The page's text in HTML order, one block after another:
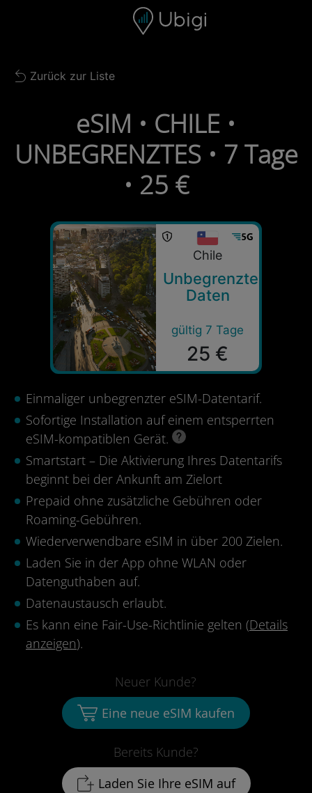
Navigationsleiste Fußzeile
Back to list
Zurück zur Liste
eSIM • CHILE •
UNBEGRENZTES • 7 Tage
• 25 €
Chile
Unbegrenzte
Daten
gültig 7 Tage
25 €
Einmaliger unbegrenzter eSIM-Datentarif.
Sofortige Installation auf einem entsperrten
eSIM-kompatiblen Gerät.
Smartstart – Die Aktivierung Ihres Datentarifs
beginnt bei der Ankunft am Zielort
Prepaid ohne zusätzliche Gebühren oder
Roaming-Gebühren.
Wiederverwendbare eSIM in über 200 Zielen.
Laden Sie in der App ohne WLAN oder
Datenguthaben auf.
Datenaustausch erlaubt.
Es kann eine Fair-Use-Richtlinie gelten (Details
anzeigen).
Bereits Kunde?
Laden Sie Ihre eSIM auf
Neuer Kunde?
Eine neue eSIM kaufen